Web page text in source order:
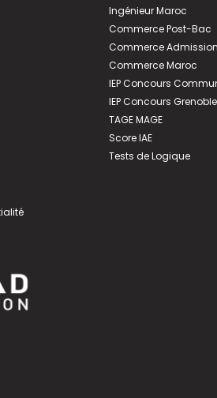
Ingénieur Maroc
Commerce Post-Bac
Commerce
Commerce Maroc
IEP Concours
IEP Concours Grenoble
TAGE MAGE
Score IAE
Tests de Logique